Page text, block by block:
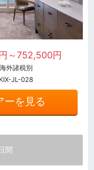
～752,500円
外諸税別
JL-028
ーを見る
間